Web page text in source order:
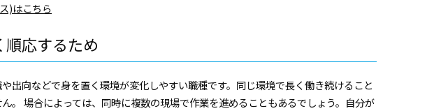
)はこちら
応するため
出向などで身を置く環境が変化しやすい職種です。同じ環境で長く働き続けること
。 場合によっては、同時に複数の現場で作業を進めることもあるでしょう。自分が